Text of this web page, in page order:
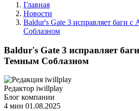
Главная
Новости
Baldur's Gate 3 исправляет баги
Соблазном
Baldur's Gate 3 исправляет
Темным Соблазном
Редактор iwillplay
Блог компании
4 мин 01.08.2025